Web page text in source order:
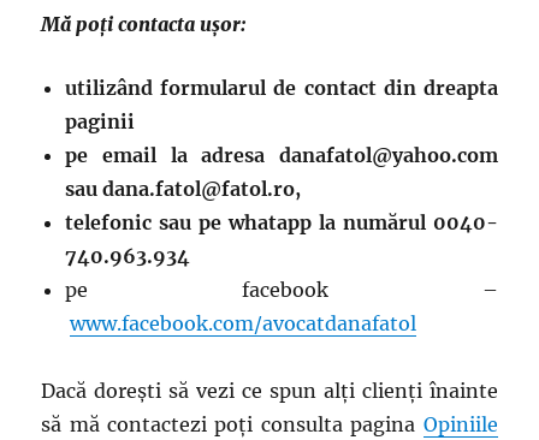
Mă poți contacta ușor:
utilizând formularul de contact din dreapta
paginii
pe email la adresa danafatol@yahoo.com
sau dana.fatol@fatol.ro,
telefonic sau pe whatapp la numărul 0040-
740.963.934
pe facebook –
www.facebook.com/avocatdanafatol
Dacă dorești să vezi ce spun alți clienți înainte
să mă contactezi poți consulta pagina Opiniile